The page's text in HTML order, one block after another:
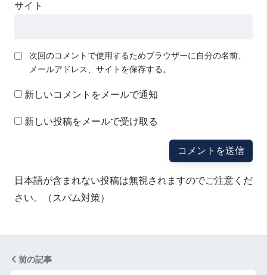
サイト
次回のコメントで使用するためブラウザーに自分の名前、
メールアドレス、サイトを保存する。
新しいコメントをメールで通知
新しい投稿をメールで受け取る
日本語が含まれない投稿は無視されますのでご注意くだ
さい。（スパム対策）
前の記事